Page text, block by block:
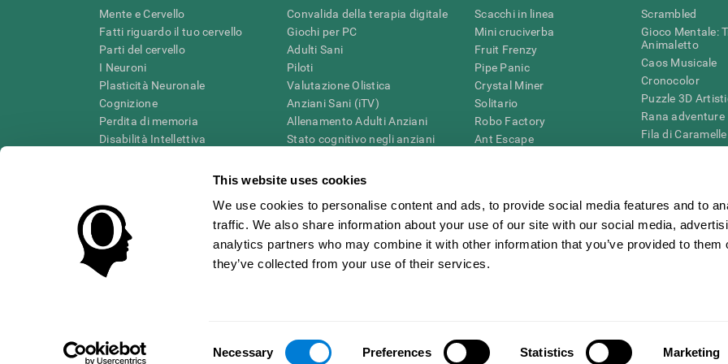
This website uses cookies
We use cookies to personalise content and ads, to provide social media features and to
traffic. We also share information about your use of our site with our social media,
analytics partners who may combine it with other information that you’ve provided to them
they’ve collected from your use of their services.
Necessary Preferences Statistics Marketing
Mente e Cervello
Fatti riguardo il tuo cervello
Parti del cervello
I Neuroni
Plasticità Neuronale
Cognizione
Perdita di memoria
Disabilità Intellettiva
Convalida della terapia digitale
Giochi per PC
Adulti Sani
Piloti
Valutazione Olistica
Anziani Sani (iTV)
Allenamento Adulti Anziani
Stato cognitivo negli anziani
Tassonomia SG4D
Scacchi in linea
Mini cruciverba
Fruit Frenzy
Pipe Panic
Crystal Miner
Solitario
Robo Factory
Ant Escape
Caos Matematico
Gara di Biglie
Tennis Melodico
Scrambled
Gioco Mentale:
Animaletto
Caos Musicale
Cronocolor
Puzzle 3D
Rana adventure
Fila di Caramelle
Giochi di
Giochi Online
Giochi Mentali
ITALIA